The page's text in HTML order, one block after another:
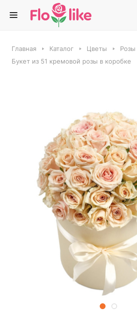
Главная Каталог Цветы Розы
Букет из 51 кремовой розы в коробке